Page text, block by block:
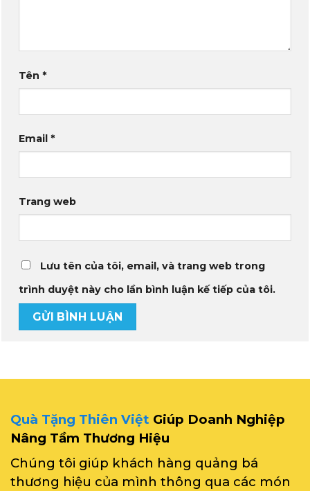
Tên *
Email *
Trang web
Lưu tên của tôi, email, và trang web trong
trình duyệt này cho lần bình luận kế tiếp của tôi.
Quà Tặng Thiên Việt Giúp Doanh Nghiệp
Nâng Tầm Thương Hiệu
Chúng tôi giúp khách hàng quảng bá
thương hiệu của mình thông qua các món